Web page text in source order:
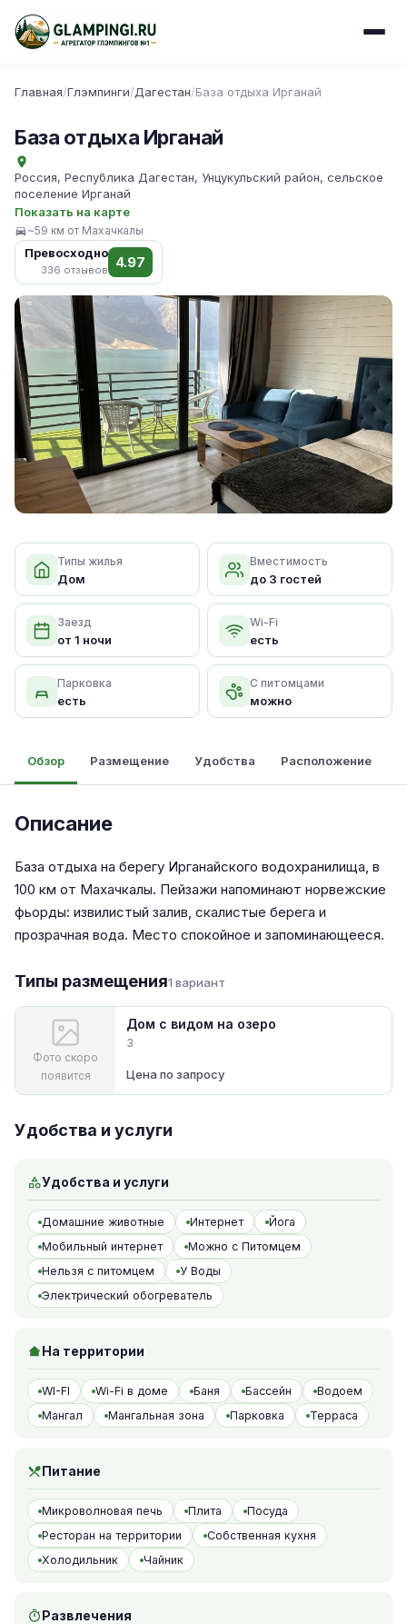
Главная/Глэмпинги/Дагестан/База отдыха Ирганай
База отдыха Ирганай
Россия, Республика Дагестан, Унцукульский район, сельское
поселение Ирганай
Показать на карте
~59 км от Махачкалы
Превосходно
336 отзывов 4.97
Типы жилья
Дом
Вместимость
до 3 гостей
Заезд
от 1 ночи
Wi-Fi
есть
Парковка
есть
С питомцами
можно
Обзор Размещение Удобства Расположение
Описание
База отдыха на берегу Ирганайского водохранилища, в
100 км от Махачкалы. Пейзажи напоминают норвежские
фьорды: извилистый залив, скалистые берега и
прозрачная вода. Место спокойное и запоминающееся.
Типы размещения1 вариант
Фото скоро
появится
Дом с видом на озеро
3
Цена по запросу
Удобства и услуги
Удобства и услуги
Домашние животные Интернет
Йога
Мобильный интернет
Можно с Питомцем
Нельзя с питомцем
У Воды
Электрический обогреватель
На территории
WI-FI Wi-Fi в доме Баня Бассейн
Водоем
Мангал
Мангальная зона Парковка Терраса
Питание
Микроволновая печь Плита
Посуда
Ресторан на территории
Собственная кухня
Холодильник
Чайник
Развлечения